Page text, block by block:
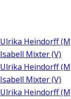
Ulrika Heindorff
Isabell Mixter (V)
Ulrika Heindorff
Isabell Mixter (V)
Ulrika Heindorff